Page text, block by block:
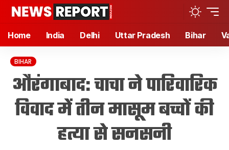
Home India Delhi Uttar Pradesh Bihar
BIHAR
औरंगाबाद: चाचा ने पारिवारिक
विवाद में तीन मासूम बच्चों की
हत्या से सनसनी